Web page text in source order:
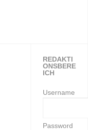
REDAKTI
ONSBERE
ICH
Username
Password